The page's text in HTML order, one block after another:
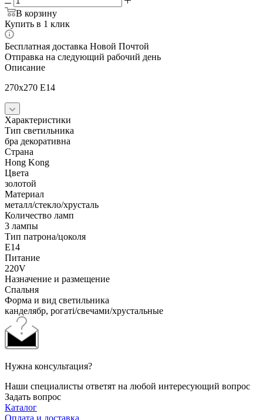
В корзину
Купить в 1 клик
Бесплатная доставка Новой Почтой
Отправка на следующий рабочий день
Описание
270x270 E14
Характеристики
Тип светильника
бра декоративна
Страна
Hong Kong
Цвета
золотой
Материал
металл/стекло/хрусталь
Количество ламп
3 лампы
Тип патрона/цоколя
E14
Питание
220V
Назначение и размещение
Спальня
Форма и вид светильника
канделябр, рогаті/свечами/хрустальные
Нужна консультация?
Наши специалисты ответят на любой интересующий вопрос
Задать вопрос
Каталог
Оплата и доставка